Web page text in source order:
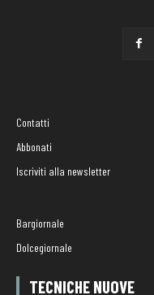
Contatti
Abbonati
Iscriviti alla newsletter
Bargiornale
Dolcegiornale
TECNICHE NUOVE